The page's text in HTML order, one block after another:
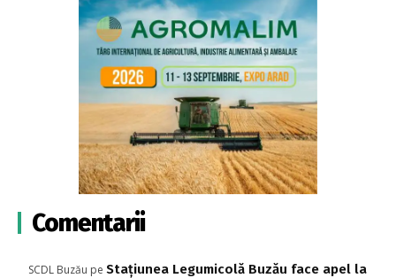
Comentarii
SCDL Buzău pe Stațiunea Legumicolă Buzău face apel la